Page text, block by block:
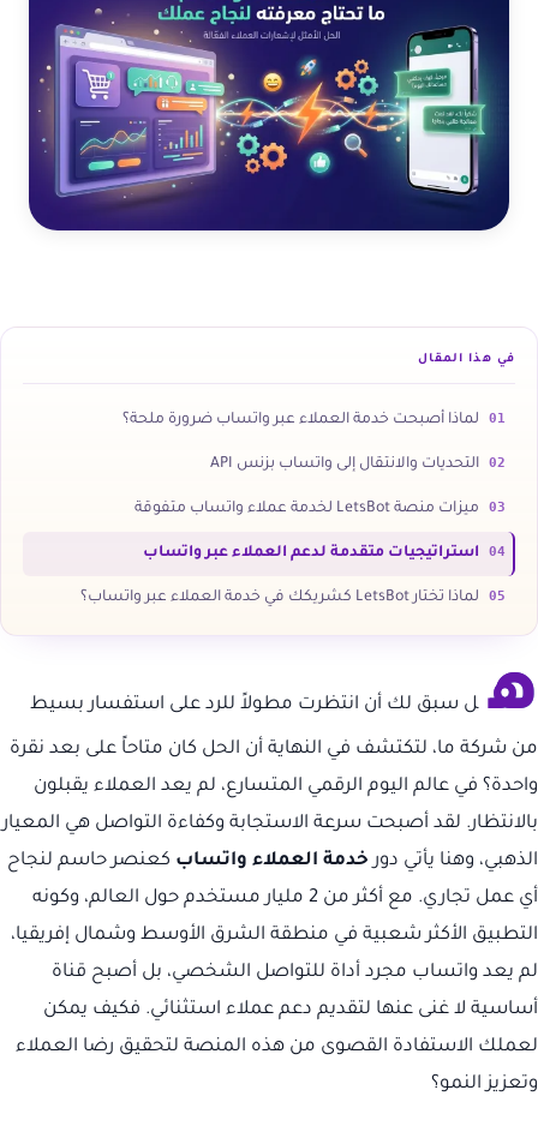
في هذا المقال
01 لماذا أصبحت خدمة العملاء عبر واتساب ضرورة ملحة؟
02 التحديات والانتقال إلى واتساب بزنس API
03 ميزات منصة LetsBot لخدمة عملاء واتساب متفوقة
04 استراتيجيات متقدمة لدعم العملاء عبر واتساب
05 لماذا تختار LetsBot كشريكك في خدمة العملاء عبر واتساب؟
ه ل سبق لك أن انتظرت مطولاً للرد على استفسار بسيط
من شركة ما، لتكتشف في النهاية أن الحل كان متاحاً على بعد نقرة
واحدة؟ في عالم اليوم الرقمي المتسارع، لم يعد العملاء يقبلون
بالانتظار. لقد أصبحت سرعة الاستجابة وكفاءة التواصل هي المعيار
الذهبي، وهنا يأتي دور خدمة العملاء واتساب كعنصر حاسم لنجاح
أي عمل تجاري. مع أكثر من 2 مليار مستخدم حول العالم، وكونه
التطبيق الأكثر شعبية في منطقة الشرق الأوسط وشمال إفريقيا،
لم يعد واتساب مجرد أداة للتواصل الشخصي، بل أصبح قناة
أساسية لا غنى عنها لتقديم دعم عملاء استثنائي. فكيف يمكن
لعملك الاستفادة القصوى من هذه المنصة لتحقيق رضا العملاء
وتعزيز النمو؟